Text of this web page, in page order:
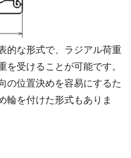
的な形式で、ラジアル荷重
を受けることが可能です。
の位置決めを容易にするた
輪を付けた形式もありま